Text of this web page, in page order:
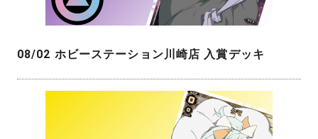
08/02 ホビーステーション川崎店 入賞デッキ